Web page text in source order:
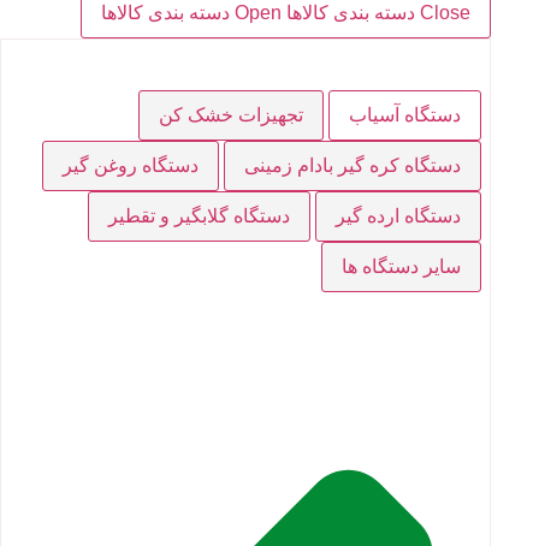
Close دسته بندی کالاها
Open دسته بندی کالاها
دستگاه آسیاب تجهیزات خشک کن
دستگاه کره گیر بادام زمینی دستگاه روغن گیر
دستگاه ارده گیر دستگاه گلابگیر و تقطیر
سایر دستگاه ها